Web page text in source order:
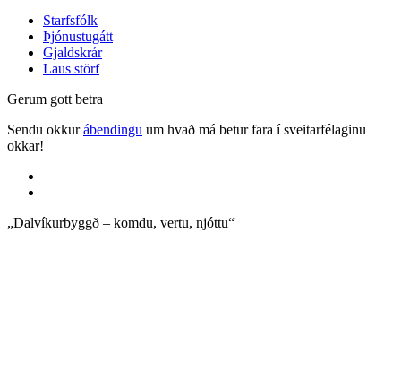
Starfsfólk
Þjónustugátt
Gjaldskrár
Laus störf
Gerum gott betra
Sendu okkurábendingu um hvað má betur fara í sveitarfélaginu
okkar!
„Dalvíkurbyggð – komdu, vertu, njóttu“